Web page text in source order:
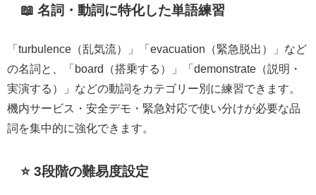
📖 名詞・動詞に特化した単語練習
「turbulence（乱気流）」「evacuation（緊急脱出）」など
の名詞と、「board（搭乗する）」「demonstrate（説明・
実演する）」などの動詞をカテゴリー別に練習できます。
機内サービス・安全デモ・緊急対応で使い分けが必要な品
詞を集中的に強化できます。
⭐ 3段階の難易度設定